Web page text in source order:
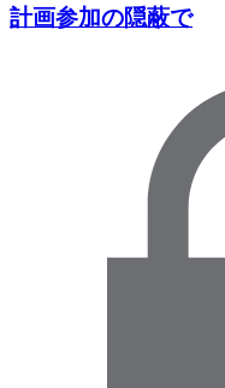
計画参加の隠蔽で